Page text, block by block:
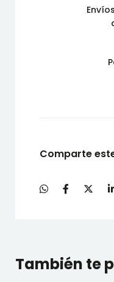
Comparte
También te